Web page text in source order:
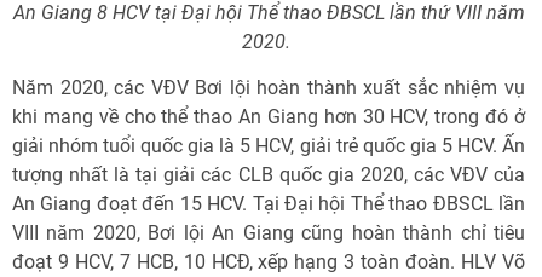
An Giang 8 HCV tại Đại hội Thể thao ĐBSCL lần thứ VIII năm
2020.
Năm 2020, các VÐV Bơi lội hoàn thành xuất sắc nhiệm vụ
khi mang về cho thể thao An Giang hơn 30 HCV, trong đó ở
giải nhóm tuổi quốc gia là 5 HCV, giải trẻ quốc gia 5 HCV. Ấn
tượng nhất là tại giải các CLB quốc gia 2020, các VÐV của
An Giang đoạt đến 15 HCV. Tại Ðại hội Thể thao ÐBSCL lần
VIII năm 2020, Bơi lội An Giang cũng hoàn thành chỉ tiêu
đoạt 9 HCV, 7 HCB, 10 HCÐ, xếp hạng 3 toàn đoàn. HLV Võ